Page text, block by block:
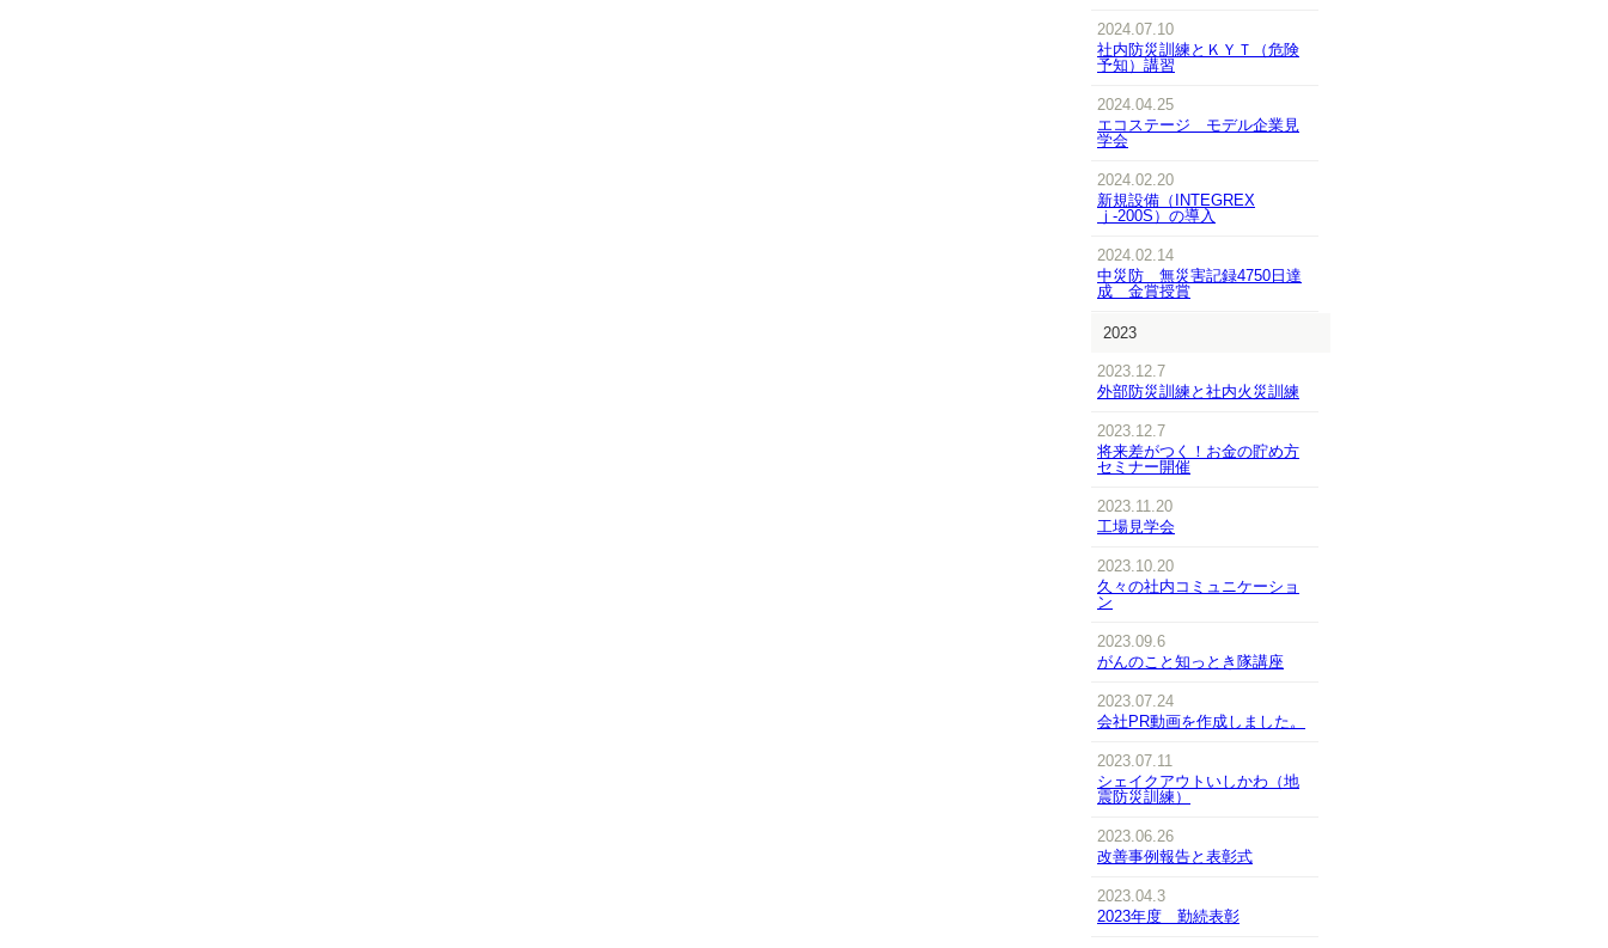
2024.07.10
社内防災訓練とＫＹＴ（危険
予知）講習
2024.04.25
エコステージ モデル企業見
学会
2024.02.20
新規設備（INTEGREX
ｊ-200S）の導入
2024.02.14
中災防 無災害記録4750日達
成 金賞授賞
2023
2023.12.7
外部防災訓練と社内火災訓練
2023.12.7
将来差がつく！お金の貯め方
セミナー開催
2023.11.20
工場見学会
2023.10.20
久々の社内コミュニケーショ
ン
2023.09.6
がんのこと知っとき隊講座
2023.07.24
会社PR動画を作成しました。
2023.07.11
シェイクアウトいしかわ（地
震防災訓練）
2023.06.26
改善事例報告と表彰式
2023.04.3
2023年度 勤続表彰